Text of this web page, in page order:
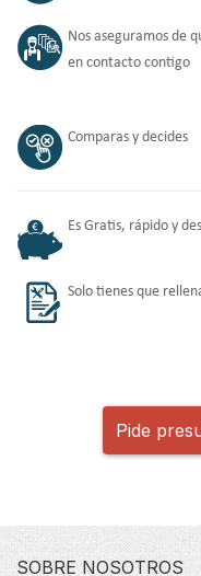
Nos aseguramos de
en contacto contigo
Comparas y decides
Es Gratis, rápido y
Solo tienes que
Pide
SOBRE NOSOTROS